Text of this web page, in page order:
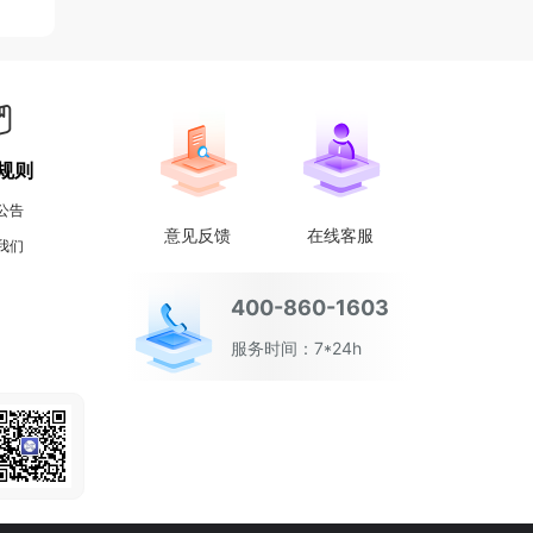
则
告
们
意见反馈 在线客服
400-860-1603
服务时间：7*24h